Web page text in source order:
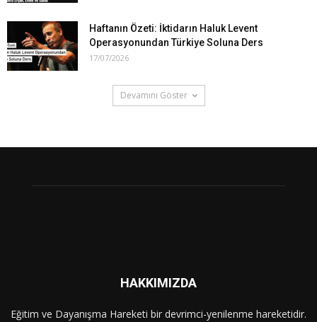
Haftanın Özeti: İktidarın Haluk Levent
Operasyonundan Türkiye Soluna Ders
17/07/2026
Devamını Göster
HAKKIMIZDA
Eğitim ve Dayanışma Hareketi bir devrimci-yenilenme hareketidir.